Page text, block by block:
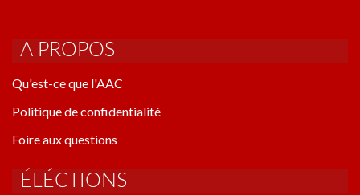
A PROPOS
Qu'est-ce que l'AAC
Politique de confidentialité
Foire aux questions
ÉLÉCTIONS